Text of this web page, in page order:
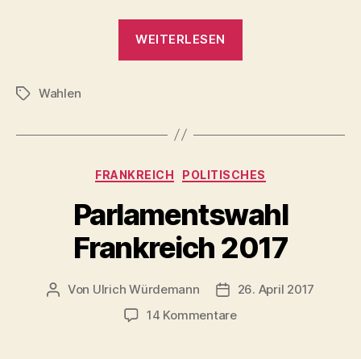
WEITERLESEN
Macron“
Schlagwörter
Wahlen
Kategorien
FRANKREICH POLITISCHES
Parlamentswahl
Frankreich 2017
Beitragsautor
Von Ulrich Würdemann Beitragsdatum
26. April 2017
14 Kommentarezu